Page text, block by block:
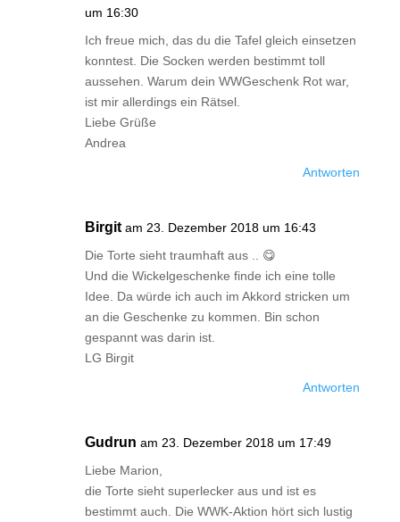
um 16:30
Ich freue mich, das du die Tafel gleich einsetzen
konntest. Die Socken werden bestimmt toll
aussehen. Warum dein WWGeschenk Rot war,
ist mir allerdings ein Rätsel.
Liebe Grüße
Andrea
Antworten
Birgit am 23. Dezember 2018 um 16:43
Die Torte sieht traumhaft aus .. 😋
Und die Wickelgeschenke finde ich eine tolle
Idee. Da würde ich auch im Akkord stricken um
an die Geschenke zu kommen. Bin schon
gespannt was darin ist.
LG Birgit
Antworten
Gudrun am 23. Dezember 2018 um 17:49
Liebe Marion,
die Torte sieht superlecker aus und ist es
bestimmt auch. Die WWK-Aktion hört sich lustig